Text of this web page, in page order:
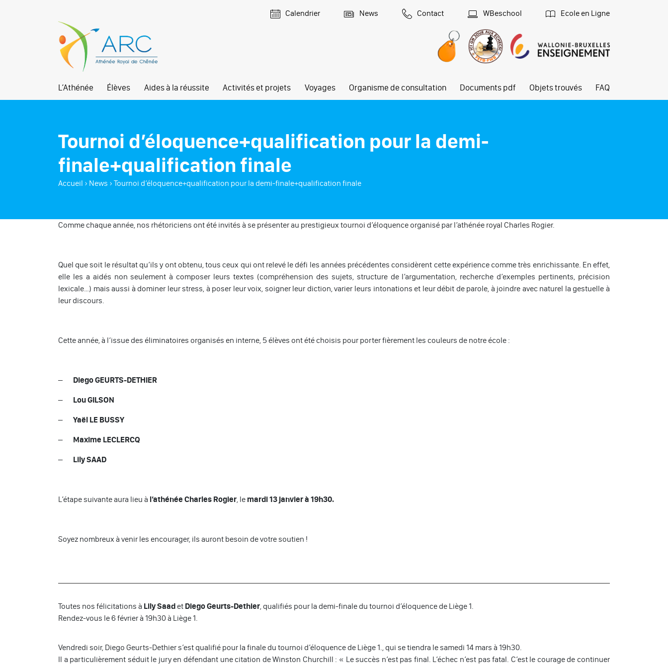
Calendrier News Contact WBeschool Ecole en Ligne
L’Athénée Élèves Aides à la réussite Activités et projets Voyages Organisme de consultation Documents pdf Objets trouvés FAQ
Tournoi d’éloquence+qualification pour la demi-
finale+qualification finale
Accueil › News › Tournoi d’éloquence+qualification pour la demi-finale+qualification finale
Comme chaque année, nos rhétoriciens ont été invités à se présenter au prestigieux tournoi d’éloquence organisé par l’athénée royal Charles Rogier.
Quel que soit le résultat qu’ils y ont obtenu, tous ceux qui ont relevé le défi les années précédentes considèrent cette expérience comme très enrichissante. En effet,
elle les a aidés non seulement à composer leurs textes (compréhension des sujets, structure de l’argumentation, recherche d’exemples pertinents, précision
lexicale…) mais aussi à dominer leur stress, à poser leur voix, soigner leur diction, varier leurs intonations et leur débit de parole, à joindre avec naturel la gestuelle à
leur discours.
Cette année, à l’issue des éliminatoires organisés en interne, 5 élèves ont été choisis pour porter fièrement les couleurs de notre école :
– Diego GEURTS-DETHIER
– Lou GILSON
– Yaël LE BUSSY
– Maxime LECLERCQ
– Lily SAAD
L’étape suivante aura lieu à l’athénée Charles Rogier, le mardi 13 janvier à 19h30.
Soyez nombreux à venir les encourager, ils auront besoin de votre soutien !
Toutes nos félicitations à Lily Saad et Diego Geurts-Dethier, qualifiés pour la demi-finale du tournoi d’éloquence de Liège 1.
Rendez-vous le 6 février à 19h30 à Liège 1.
Vendredi soir, Diego Geurts-Dethier s’est qualifié pour la finale du tournoi d’éloquence de Liège 1., qui se tiendra le samedi 14 mars à 19h30.
Il a particulièrement séduit le jury en défendant une citation de Winston Churchill : « Le succès n’est pas final. L’échec n’est pas fatal. C’est le courage de continuer